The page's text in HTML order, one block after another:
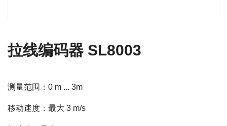
拉线编码器 SL8003
测量范围：0 m ... 3m
移动速度：最大 3 m/s